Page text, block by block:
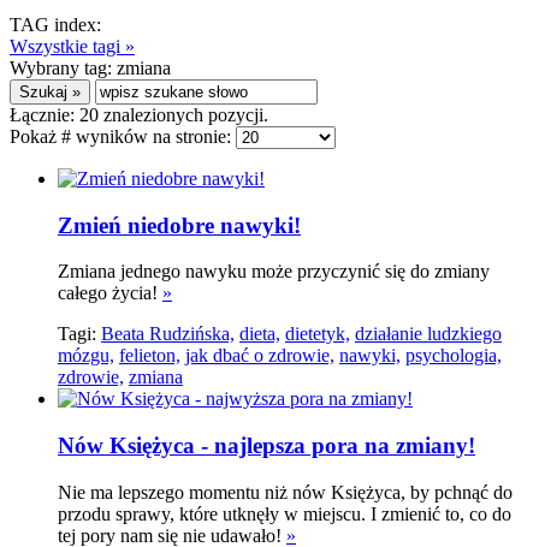
TAG index:
Wszystkie tagi »
Wybrany tag: zmiana
Łącznie: 20 znalezionych pozycji.
Pokaż # wyników na stronie:
Zmień niedobre nawyki!
Zmiana jednego nawyku może przyczynić się do zmiany
całego życia! »
Tagi: Beata Rudzińska, dieta, dietetyk, działanie ludzkiego
mózgu, felieton, jak dbać o zdrowie, nawyki, psychologia,
zdrowie, zmiana
Nów Księżyca - najlepsza pora na zmiany!
Nie ma lepszego momentu niż nów Księżyca, by pchnąć do
przodu sprawy, które utknęły w miejscu. I zmienić to, co do
tej pory nam się nie udawało! »